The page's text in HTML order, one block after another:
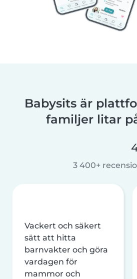
Babysits är
familjer litar
3 400+
Vackert och säkert
sätt att hitta
barnvakter och göra
vardagen för
mammor och